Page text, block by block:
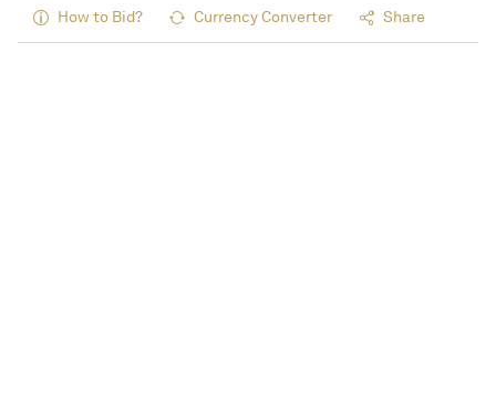
How to Bid? Currency Converter Share